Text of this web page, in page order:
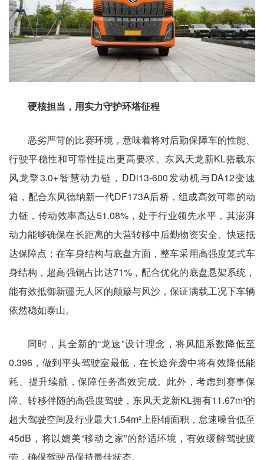
硬核担当，用实力守护环塔征程
恶劣严苛的比赛环境，意味着将对后勤保障车的性能、
行驶平稳性和可靠性提出更高要求。东风天龙新KL搭载东
风龙擎3.0+智慧动力链，DDi13-600发动机与DA12变速
箱，配合东风德纳新一代DF173A后桥，组成高效可靠的动
力链，传动效率高达51.08%，处于行业领先水平，其澎湃
动力能够确保在长距离的大营转移中后勤物资安全、快速抵
达保障点；在车身结构与底盘方面，整车采用高强度笼式车
身结构，超高强钢占比达71%，配合优化的底盘悬架系统，
能有效抵御新疆无人区的颠簸与风沙，保证满载工况下车辆
依然稳如泰山。
同时，其全新的“龙速”设计理念，将风阻系数降低至
0.396，做到平头驾驶室最低，在长途奔袭中将有效降低能
耗、提升续航，保障任务高效完成。此外，考虑到赛事保
障、转移伴随的高强度驾驶，东风天龙新KL拥有11.67m³的
超大驾驶空间及行业最大1.54m²上卧铺面积，怠速噪音低至
45dB，将以媲美“移动之家”的舒适环境，有效缓解驾驶疲
劳，确保驾驶员保持最佳状态。